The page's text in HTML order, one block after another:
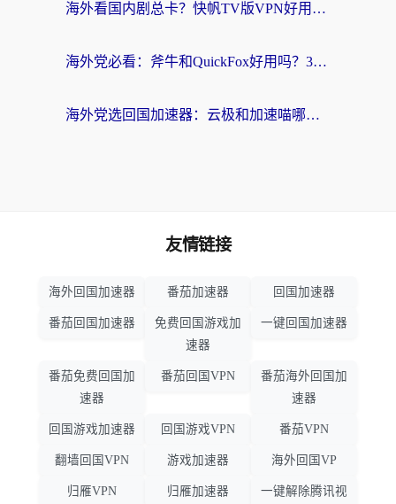
海外看国内剧总卡？快帆TV版VPN好用吗？和海牛VPN对比哪个回国效果更好？
海外党必看：斧牛和QuickFox好用吗？3步选对回国加速器，无缝刷国内剧玩游戏
海外党选回国加速器：云极和加速喵哪个好？附3款热门工具实测对比
友情链接
海外回国加速器 番茄加速器 回国加速器
番茄回国加速器
免费回国游戏加
速器
一键回国加速器
番茄免费回国加
速器
番茄回国VPN
番茄海外回国加
速器
回国游戏加速器 回国游戏VPN 番茄VPN
翻墙回国VPN 游戏加速器 海外回国VP
归雁VPN 归雁加速器 一键解除腾讯视